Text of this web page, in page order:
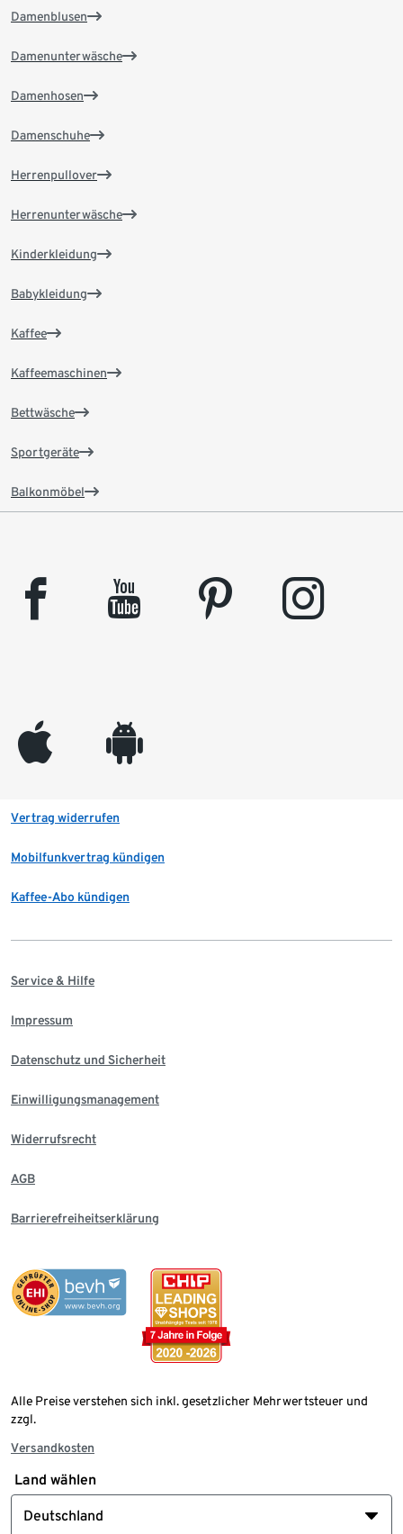
Damenblusen
Damenunterwäsche
Damenhosen
Damenschuhe
Herrenpullover
Herrenunterwäsche
Kinderkleidung
Babykleidung
Kaffee
Kaffeemaschinen
Bettwäsche
Sportgeräte
Balkonmöbel
facebook youtube pinterest instagram
appleinc android
Vertrag widerrufen
Mobilfunkvertrag kündigen
Kaffee-Abo kündigen
Service & Hilfe
Impressum
Datenschutz und Sicherheit
Einwilligungsmanagement
Widerrufsrecht
AGB
Barrierefreiheitserklärung
Alle Preise verstehen sich inkl. gesetzlicher Mehrwertsteuer und
zzgl.
Versandkosten
Land wählen
Deutschland